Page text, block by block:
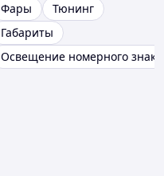
Фары
Тюнинг
Габариты
Освещение номерного